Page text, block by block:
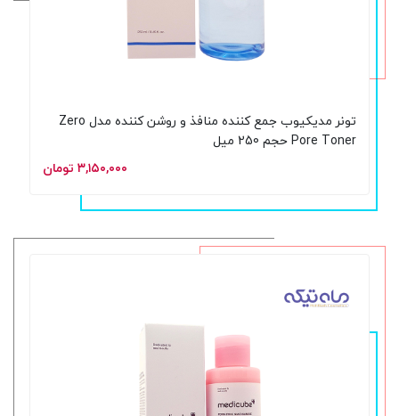
تونر مدیکیوب جمع کننده منافذ و روشن کننده مدل Zero
Pore Toner حجم 250 میل
۳,۱۵۰,۰۰۰ تومان